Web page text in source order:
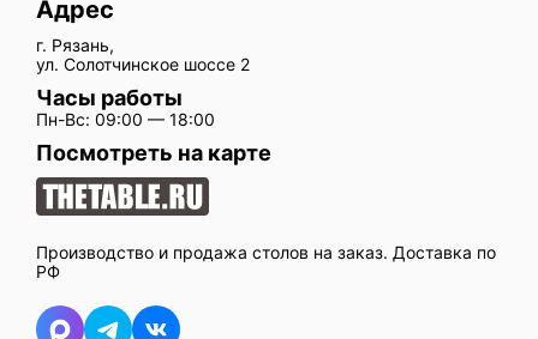
Производство и продажа столов на заказ. Доставка по
РФ
Адрес
г. Рязань,
ул. Солотчинское шоссе 2
Часы работы
Пн-Вс: 09:00 — 18:00
Посмотреть на карте